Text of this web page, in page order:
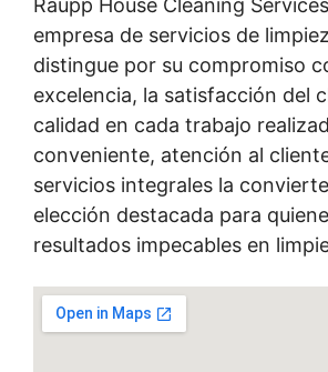
Raupp House Cleaning
empresa de servicios de
distingue por su compromiso
excelencia, la satisfacción del
calidad en cada trabajo
conveniente, atención al
servicios integrales la
elección destacada para
resultados impecables en